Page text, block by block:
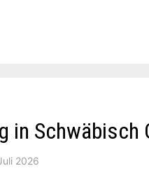
in Schwäbisch
2026